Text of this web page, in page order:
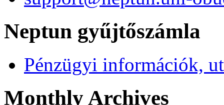
Neptun gyűjtőszámla
Pénzügyi információk,
Monthly Archives